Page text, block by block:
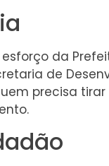
da
de
precisa tirar